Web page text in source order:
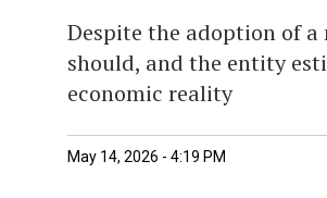
Despite the adoption of a
should, and the entity
economic reality
May 14, 2026 - 4:19 PM